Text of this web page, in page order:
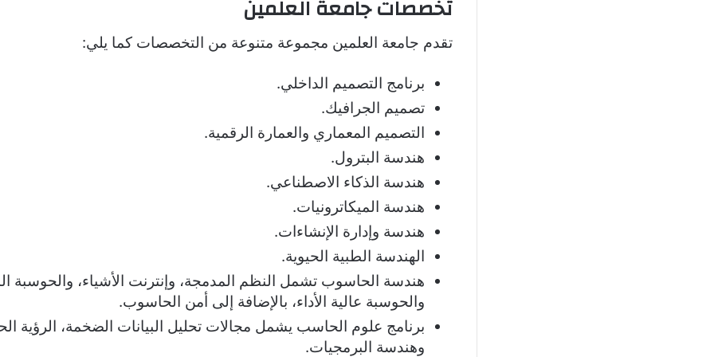
تخصصات جامعة العلمين
تقدم جامعة العلمين مجموعة متنوعة من التخصصات كما يلي:
برنامج التصميم الداخلي.
تصميم الجرافيك.
التصميم المعماري والعمارة الرقمية.
هندسة البترول.
هندسة الذكاء الاصطناعي.
هندسة الميكاترونيات.
هندسة وإدارة الإنشاءات.
الهندسة الطبية الحيوية.
هندسة الحاسوب تشمل النظم المدمجة، وإنترنت الأشياء، والحوسبة
والحوسبة عالية الأداء، بالإضافة إلى أمن الحاسوب.
برنامج علوم الحاسب يشمل مجالات تحليل البيانات الضخمة، الرؤية
وهندسة البرمجيات.